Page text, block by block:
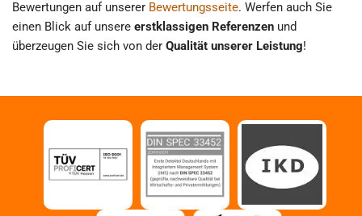
Bewertungen auf unserer Bewertungsseite. Werfen auch Sie
einen Blick auf unsere erstklassigen Referenzen und
überzeugen Sie sich von der Qualität unserer Leistung!